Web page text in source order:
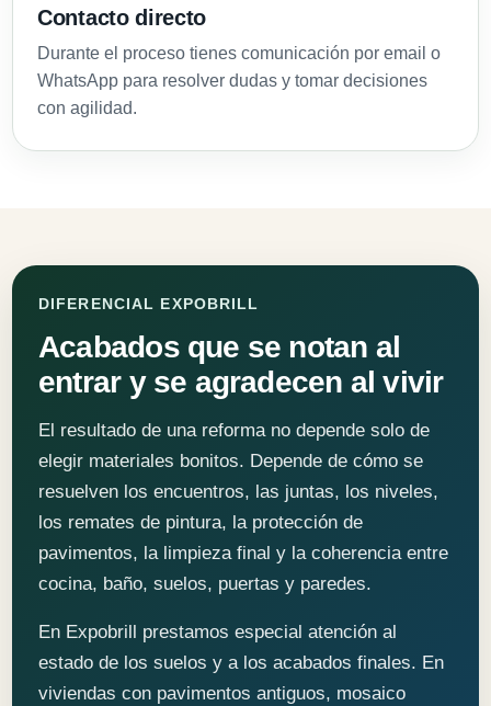
Contacto directo
Durante el proceso tienes comunicación por email o
WhatsApp para resolver dudas y tomar decisiones
con agilidad.
DIFERENCIAL EXPOBRILL
Acabados que se notan al
entrar y se agradecen al vivir
El resultado de una reforma no depende solo de
elegir materiales bonitos. Depende de cómo se
resuelven los encuentros, las juntas, los niveles,
los remates de pintura, la protección de
pavimentos, la limpieza final y la coherencia entre
cocina, baño, suelos, puertas y paredes.
En Expobrill prestamos especial atención al
estado de los suelos y a los acabados finales. En
viviendas con pavimentos antiguos, mosaico